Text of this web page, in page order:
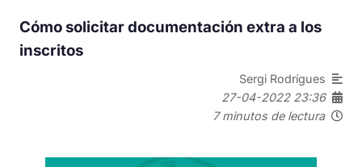
Cómo solicitar documentación extra a los
inscritos
Sergi Rodrígues
27-04-2022 23:36
7 minutos de lectura